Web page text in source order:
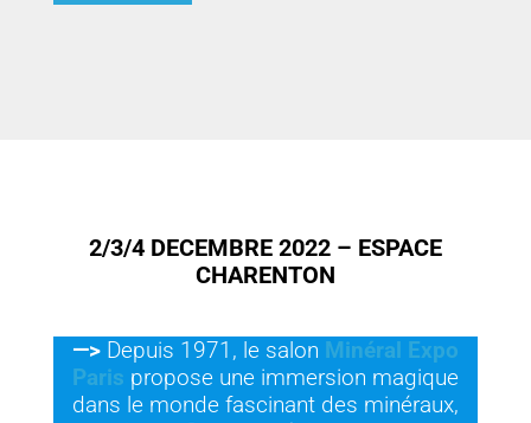
2/3/4 DECEMBRE 2022 – ESPACE
CHARENTON
—>Depuis 1971, le salon Minéral Expo
Paris propose une immersion magique
dans le monde fascinant des minéraux,